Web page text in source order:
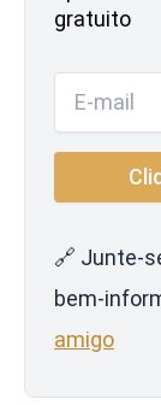
gratuito
🔗 Junte-
bem-
amigo